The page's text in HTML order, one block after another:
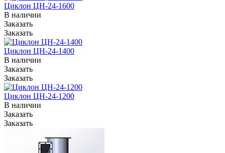
Циклон ЦН-24-1600
В наличии
Заказать
Заказать
Циклон ЦН-24-1400
В наличии
Заказать
Заказать
Циклон ЦН-24-1200
В наличии
Заказать
Заказать